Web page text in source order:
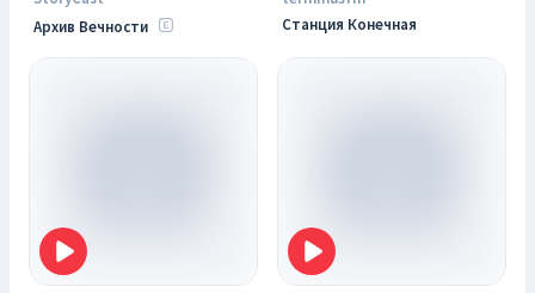
Архив Вечности
Станция Конечная